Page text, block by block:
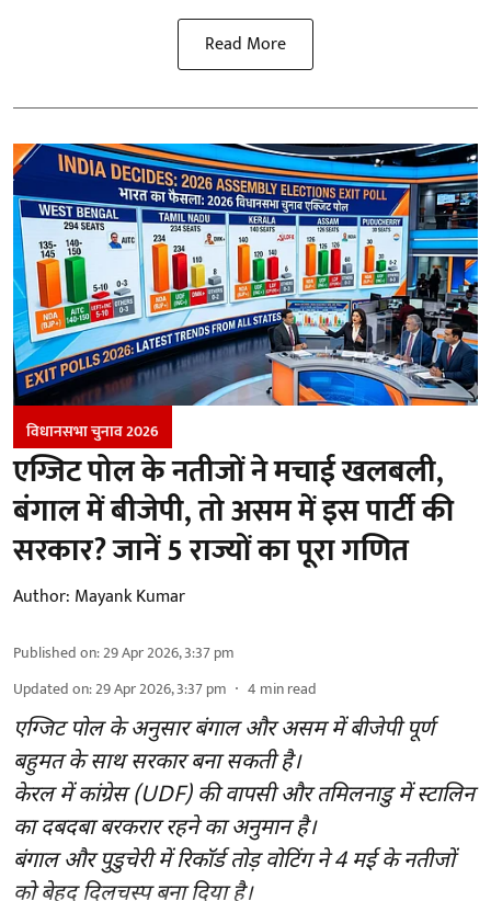
Read More
विधानसभा चुनाव 2026
एग्जिट पोल के नतीजों ने मचाई खलबली,
बंगाल में बीजेपी, तो असम में इस पार्टी की
सरकार? जानें 5 राज्यों का पूरा गणित
Author: Mayank Kumar
Published on:29 Apr 2026, 3:37 pm
Updated on:29 Apr 2026, 3:37 pm 4 min read
एग्जिट पोल के अनुसार बंगाल और असम में बीजेपी पूर्ण
बहुमत के साथ सरकार बना सकती है।
केरल में कांग्रेस (UDF) की वापसी और तमिलनाडु में स्टालिन
का दबदबा बरकरार रहने का अनुमान है।
बंगाल और पुडुचेरी में रिकॉर्ड तोड़ वोटिंग ने 4 मई के नतीजों
को बेहद दिलचस्प बना दिया है।